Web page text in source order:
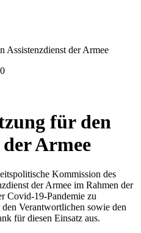
Assistenzdienst der Armee
für den
Armee
Kommission des
der Armee im Rahmen der
Covid-19-Pandemie zu
Verantwortlichen sowie den
für diesen Einsatz aus.